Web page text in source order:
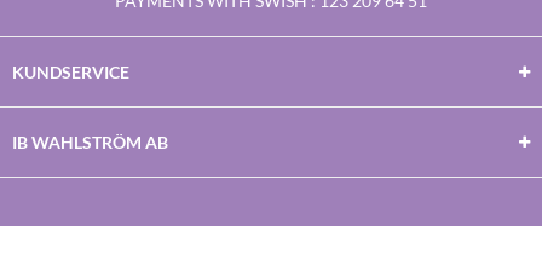
KUNDSERVICE
IB WAHLSTRÖM AB
Facebook
TwitterYoutubeInstagram